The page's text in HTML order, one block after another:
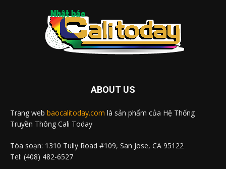
ABOUT US
Trang web baocalitoday.com là sản phẩm của Hệ Thống
Truyền Thông Cali Today
Tòa soạn: 1310 Tully Road #109, San Jose, CA 95122
Tel: (408) 482-6527